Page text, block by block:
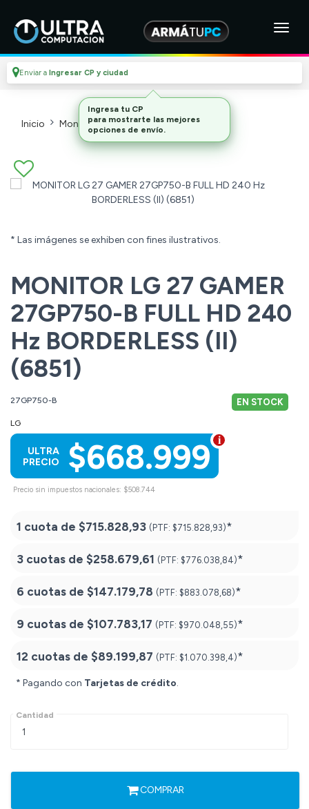
Enviar a Ingresar CP y ciudad
Inicio Monitores Y Proyectores Monitores
* Las imágenes se exhiben con fines ilustrativos.
MONITOR LG 27 GAMER
27GP750-B FULL HD 240
Hz BORDERLESS (II)
(6851)
27GP750-B EN STOCK
LG
$668.999
ULTRA
PRECIO
Precio sin impuestos nacionales: $508.744
1 cuota de $715.828,93 (PTF: $715.828,93)*
3 cuotas de $258.679,61 (PTF: $776.038,84)*
6 cuotas de $147.179,78 (PTF: $883.078,68)*
9 cuotas de $107.783,17 (PTF: $970.048,55)*
12 cuotas de $89.199,87 (PTF: $1.070.398,4)*
* Pagando con Tarjetas de crédito.
Cantidad
COMPRAR
Ingresa tu CP
para mostrarte las mejores
opciones de envío.